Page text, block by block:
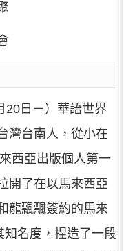
20日－）華語世界
灣台南人，從小在
西亞出版個人第一
開了在以馬來西亞
龍飄飄簽約的馬來
知名度，捏造了一段